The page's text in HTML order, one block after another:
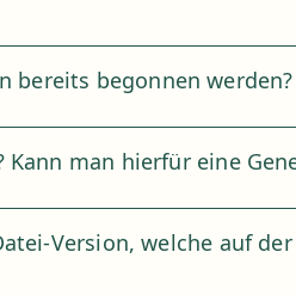
bereits begonnen werden?
man hierfür eine
Version, welche auf der